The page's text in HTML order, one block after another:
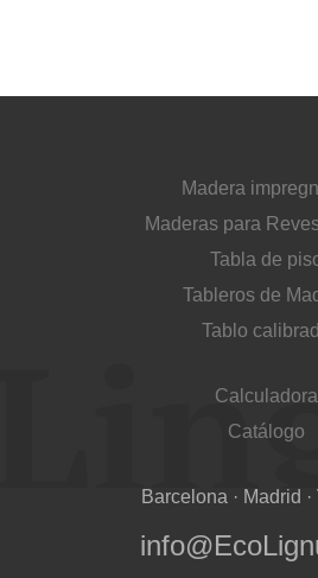
Madera
Maderas para
Tabla de
Tableros de
Tablo
Calculadora
Catálogo
Barcelona · Madrid